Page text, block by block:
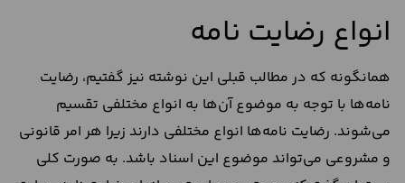
انواع رضایت نامه
همانگونه که در مطالب قبلی این نوشته نیز گفتیم، رضایت
نامه‌ها با توجه به موضوع آن‌ها به انواع مختلفی تقسیم
می‌شوند. رضایت نامه‌ها انواع مختلفی دارند زیرا هر امر قانونی
و مشروعی می‌تواند موضوع این اسناد باشد. به صورت کلی‌